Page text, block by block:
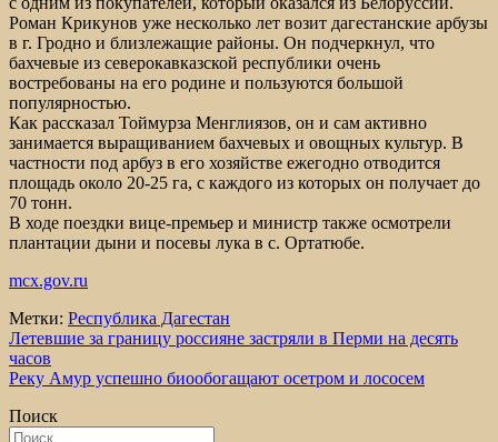
Роман Крикунов уже несколько лет возит дагестанские арбузы
в г. Гродно и близлежащие районы. Он подчеркнул, что
бахчевые из северокавказской республики очень
востребованы на его родине и пользуются большой
популярностью.
Как рассказал Тоймурза Менглиязов, он и сам активно
занимается выращиванием бахчевых и овощных культур. В
частности под арбуз в его хозяйстве ежегодно отводится
площадь около 20-25 га, с каждого из которых он получает до
70 тонн.
В ходе поездки вице-премьер и министр также осмотрели
плантации дыни и посевы лука в с. Ортатюбе.
mcx.gov.ru
Метки: Республика Дагестан
Навигация
по
записям
Летевшие за границу россияне застряли в Перми на десять
часов
Реку Амур успешно биообогащают осетром и лососем
Поиск